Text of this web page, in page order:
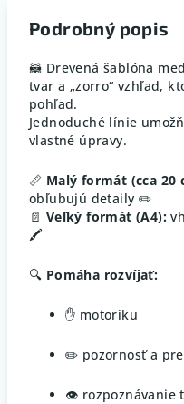
Podrobný popis
🦝 Drevená šablóna
tvar a „zorro“ vzhľad,
pohľad.
Jednoduché línie
vlastné úpravy.
📏 Malý formát (cca 20
obľubujú detaily ✏️
📄 Veľký formát (A4):
🖍️
🔍 Pomáha rozvíjať:
✋ motoriku
✏️ pozornosť a
👁️ rozpoznávanie